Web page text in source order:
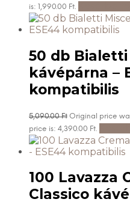
is: 1,990.00 Ft.
50 db Bialetti
kávépárna –
kompatibilis
5,090.00Ft Original price
price is: 4,390.00 Ft.
100 Lavazza
Classico